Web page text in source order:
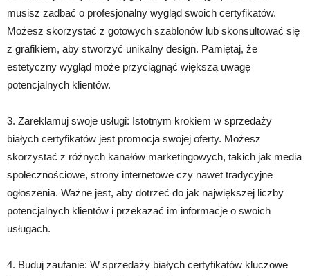
musisz zadbać o profesjonalny wygląd swoich certyfikatów.
Możesz skorzystać z gotowych szablonów lub skonsultować się
z grafikiem, aby stworzyć unikalny design. Pamiętaj, że
estetyczny wygląd może przyciągnąć większą uwagę
potencjalnych klientów.
3. Zareklamuj swoje usługi: Istotnym krokiem w sprzedaży
białych certyfikatów jest promocja swojej oferty. Możesz
skorzystać z różnych kanałów marketingowych, takich jak media
społecznościowe, strony internetowe czy nawet tradycyjne
ogłoszenia. Ważne jest, aby dotrzeć do jak największej liczby
potencjalnych klientów i przekazać im informacje o swoich
usługach.
4. Buduj zaufanie: W sprzedaży białych certyfikatów kluczowe